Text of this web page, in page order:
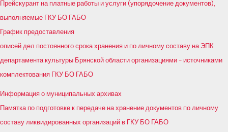
Прейскурант на платные работы и услуги (упорядочение документов),
выполняемые ГКУ БО ГАБО
График предоставления
описей дел постоянного срока хранения и по личному составу на ЭПК
департамента культуры Брянской области организациями – источниками
комплектования ГКУ БО ГАБО
Информация о муниципальных архивах
Памятка по подготовке к передаче на хранение документов по личному
составу ликвидированных организаций в ГКУ БО ГАБО